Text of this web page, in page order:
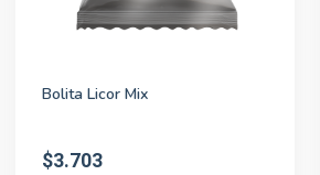
Bolita Licor Mix
$3.703